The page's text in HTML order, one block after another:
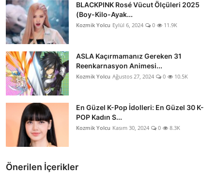
BLACKPINK Rosé Vücut Ölçüleri 2025
(Boy-Kilo-Ayak...
Kozmik Yolcu Eylül 6, 2024 0 11.9K
ASLA Kaçırmamanız Gereken 31
Reenkarnasyon Animesi...
Kozmik Yolcu Ağustos 27, 2024 0 10.5K
En Güzel K-Pop İdolleri: En Güzel 30 K-
POP Kadın S...
Kozmik Yolcu Kasım 30, 2024 0 8.3K
Önerilen İçerikler